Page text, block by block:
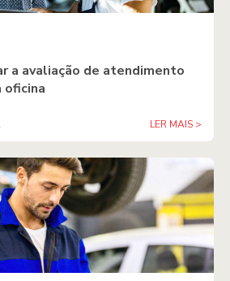
a avaliação de atendimento
oficina
LER MAIS >